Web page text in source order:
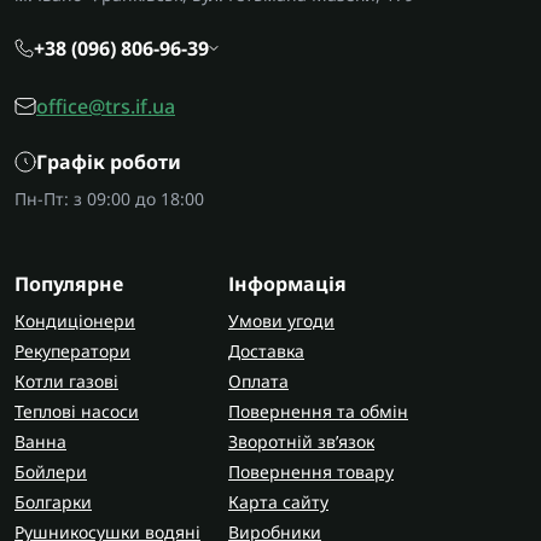
прилади максимально близькі до 220 В. Є
доступніший, із характерними перемиканнями
напруги, який працює плавніше й швидше реагує
на зміну вхідних параметрів. Обидва варіанти
з електронними платами – частіше обирають
стабілізатори напруги симісторні або моделі з
більш вузьким діапазоном відхилення. Для
загальних груп розеток чи пральної машини
достатньо якісного релейного пристрою. У будь-
якому випадку стабілізатора напруги завдання
одне: не допустити ситуації, коли техніка
+38 (096) 806-96-39
office@trs.if.ua
Графік роботи
Пн-Пт: з 09:00 до 18:00
Популярне
Кондиціонери
Рекуператори
Котли газові
Теплові насоси
Ванна
Бойлери
Болгарки
Рушникосушки водяні
Інформація
Умови угоди
Доставка
Оплата
Повернення та обмін
Зворотній зв’язок
Повернення товару
Карта сайту
Виробники